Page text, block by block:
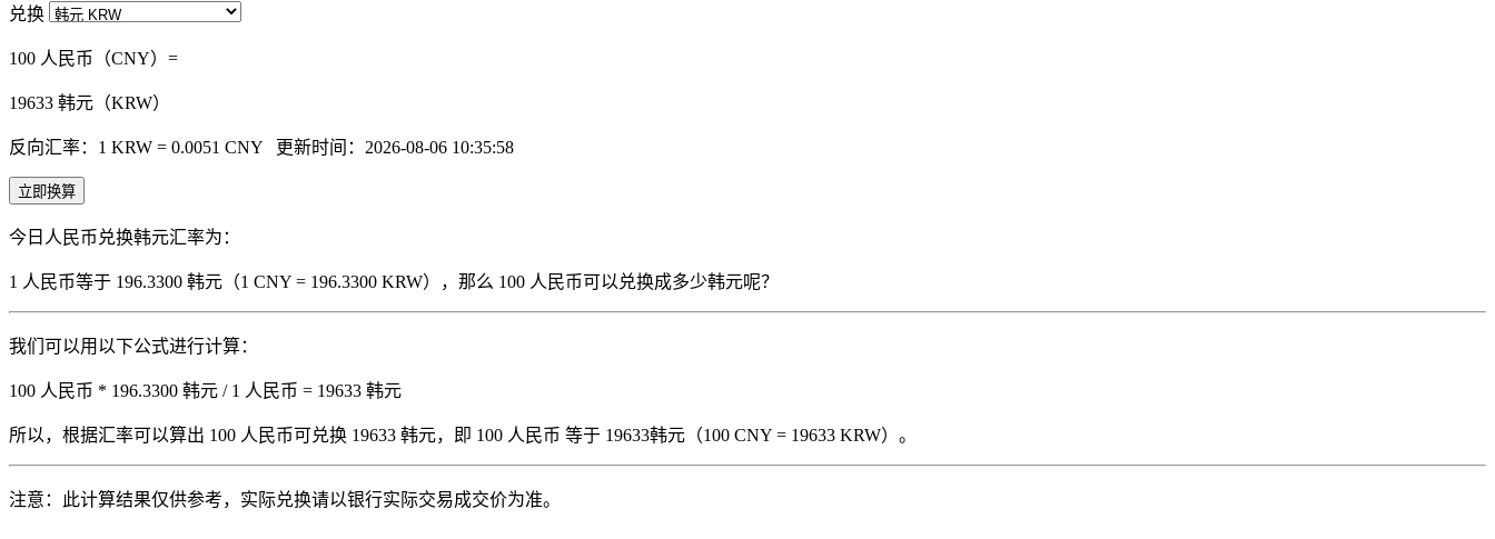
兑换
100 人民币（CNY）=
19633 韩元（KRW）
反向汇率：1 KRW = 0.0051 CNY 更新时间：2026-08-06 10:35:58
立即换算
今日人民币兑换韩元汇率为：
1 人民币等于 196.3300 韩元（1 CNY = 196.3300 KRW），那么 100 人民币可以兑换成多少韩元呢？
我们可以用以下公式进行计算：
100 人民币 * 196.3300 韩元 / 1 人民币 = 19633 韩元
所以，根据汇率可以算出 100 人民币可兑换 19633 韩元，即 100 人民币 等于 19633韩元（100 CNY = 19633 KRW）。
注意：此计算结果仅供参考，实际兑换请以银行实际交易成交价为准。